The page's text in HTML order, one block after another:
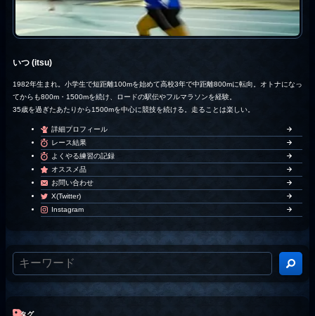
いつ (itsu)
1982年生まれ。小学生で短距離100mを始めて高校3年で中距離800mに転向。オトナになっ
てからも800m・1500mを続け、ロードの駅伝やフルマラソンを経験。
35歳を過ぎたあたりから1500mを中心に競技を続ける。走ることは楽しい。
詳細プロフィール
レース結果
よくやる練習の記録
オススメ品
お問い合わせ
X(Twitter)
Instagram
タグ